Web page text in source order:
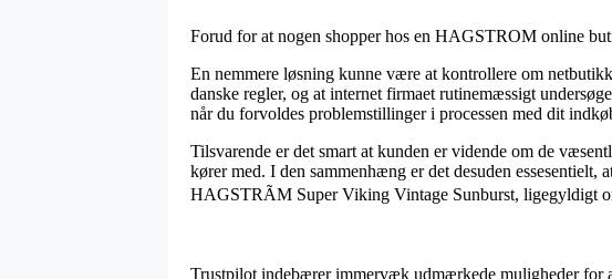
Forud for at nogen shopper hos en HAGSTROM online
En nemmere løsning kunne være at kontrollere om
danske regler, og at internet firmaet rutinemæssigt
når du forvoldes problemstillinger i processen med dit
Tilsvarende er det smart at kunden er vidende om de
kører med. I den sammenhæng er det desuden
HAGSTRÃM Super Viking Vintage Sunburst, ligegyldigt
Trustpilot indebærer immervæk udmærkede muligheder for